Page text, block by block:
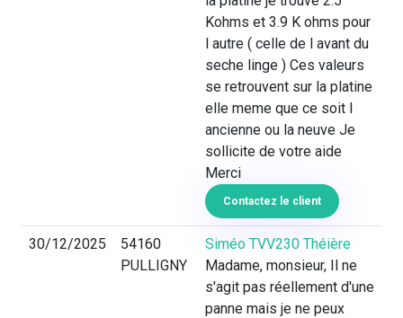
Kohms et 3.9 K ohms pour
l autre ( celle de l avant du
seche linge ) Ces valeurs
se retrouvent sur la platine
elle meme que ce soit l
ancienne ou la neuve Je
sollicite de votre aide
Merci
Contactez le client
30/12/2025
54160
PULLIGNY
Siméo TVV230 Théière
Madame, monsieur, Il ne
s'agit pas réellement d'une
panne mais je ne peux